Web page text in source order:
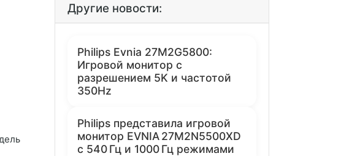
Другие новости:
Philips Evnia 27M2G5800:
Игровой монитор с
разрешением 5K и частотой
350Hz
Philips представила игровой
монитор EVNIA 27M2N5500XD
с 540 Гц и 1000 Гц режимами